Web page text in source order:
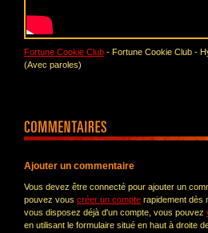
Fortune Cookie Club - Fortune Cookie Club -
(Avec paroles)
Ajouter un commentaire
Vous devez être connecté pour ajouter un
pouvez vous créer un compte rapidement dès
vous disposez déjà d'un compte, vous pouvez
en utilisant le formulaire situé en haut à droite